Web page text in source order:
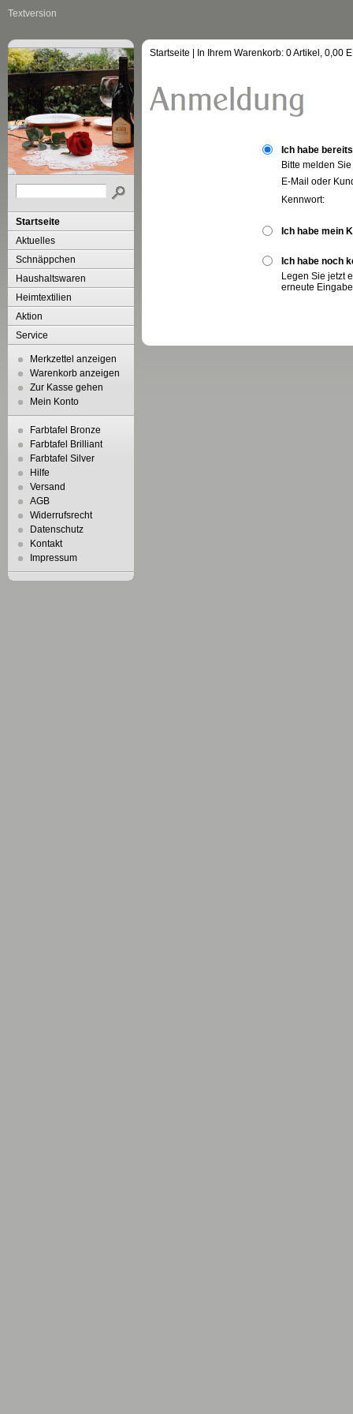
Textversion
Startseite
Aktuelles
Schnäppchen
Haushaltswaren
Heimtextilien
Aktion
Service
Merkzettel anzeigen
Warenkorb anzeigen
Zur Kasse gehen
Mein Konto
Farbtafel Bronze
Farbtafel Brilliant
Farbtafel Silver
Hilfe
Versand
AGB
Widerrufsrecht
Datenschutz
Kontakt
Impressum
Startseite | In Ihrem Warenkorb: 0Artikel, 0,00
Ich habe
Bitte melden
E-Mail oder
Kennwort:
Ich habe mein
Ich habe noch
Legen Sie jetzt
erneute